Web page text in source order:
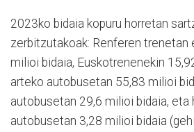
2023ko bidaia kopuru horretan
zerbitzutakoak: Renferen trenetan
milioi bidaia, Euskotrenenekin
arteko autobusetan 55,83 milioi
autobusetan 29,6 milioi bidaia, eta
autobusetan 3,28 milioi bidaia